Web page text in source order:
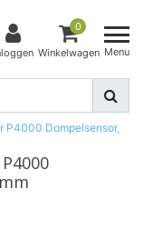
0
Winkelwagen Menu
P4000 Dompelsensor,